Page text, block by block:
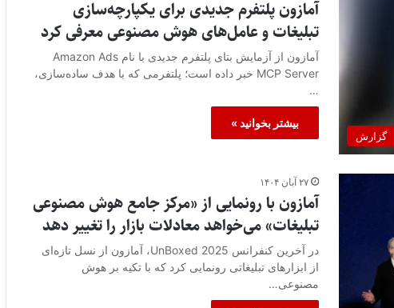
گزارش
آمازون پلتفرم جدیدی برای یکپارچه‌سازی
تبلیغات و عامل‌های هوش مصنوعی معرفی کرد
آمازون از آزمایش بتای پلتفرم جدیدی با نام Amazon Ads
MCP Server خبر داده است؛ پلتفرمی که با هدف ساده‌سازی،
…
بیشتر بخوانید »
۲۷ آبان ۱۴۰۴
آمازون با رونمایی از «مرکز جامع هوش مصنوعی
تبلیغات» می‌خواهد معادلات بازار را تغییر دهد
در آخرین کنفرانس UnBoxed 2025، آمازون از نسل تازه‌ای
از ابزارهای تبلیغاتی رونمایی کرد که با تکیه بر هوش
مصنوعی…